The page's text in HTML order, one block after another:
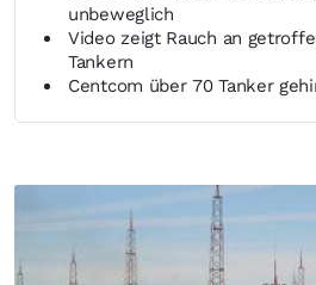
unbeweglich
Video zeigt Rauch an
Tankern
Centcom über 70 Tanker